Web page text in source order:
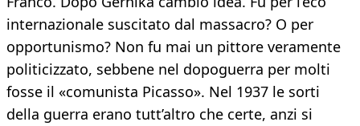
internazionale suscitato dal massacro? O per
opportunismo? Non fu mai un pittore veramente
politicizzato, sebbene nel dopoguerra per molti
fosse il «comunista Picasso». Nel 1937 le sorti
della guerra erano tutt’altro che certe, anzi si